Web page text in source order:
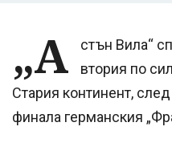
„А
стън Вила“
втория по
Стария континент,
финала германския